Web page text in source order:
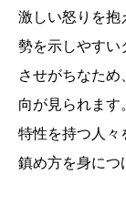
激しい怒りを抱
勢を示しやすい
させがちなた
向が見られます
特性を持つ人々
鎮め方を身につ